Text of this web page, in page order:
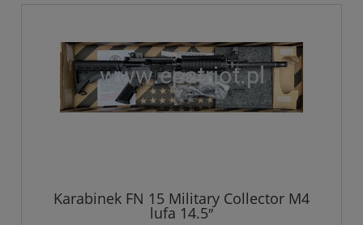
Karabinek FN 15 Military Collector M4
lufa 14.5″